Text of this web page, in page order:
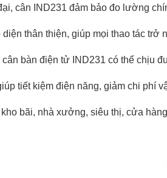
cân IND231 đảm bảo đo lường
thân thiện, giúp mọi thao tác trở
bàn điện tử IND231 có thể chịu
tiết kiệm điện năng, giảm chi phí
bãi, nhà xưởng, siêu thị, cửa